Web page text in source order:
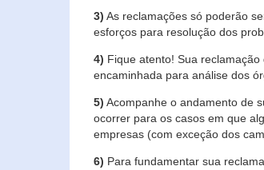
3) As reclamações só poderão
esforços para resolução dos
4) Fique atento! Sua
encaminhada para análise dos
5) Acompanhe o andamento de
ocorrer para os casos em que
empresas (com exceção dos
6) Para fundamentar sua